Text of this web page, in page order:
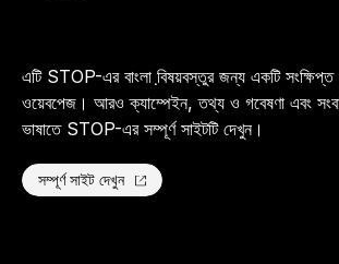
এটি STOP-এর বাংলা বি়ষয়বস্তুর জন্য একটি সংক্ষিপ্ত ও
ওয়েবপেজ। আরও ক্যাম্পেইন, তথ্য ও গবেষণা এবং
ভাষাতে STOP-এর সম্পূর্ণ সাইটটি দেখুন।
সম্পূর্ণ সাইট দেখুন